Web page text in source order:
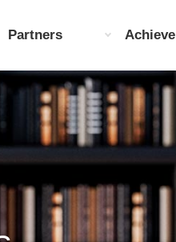
Partners